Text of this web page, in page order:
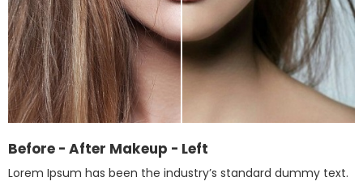
Before - After Makeup - Left
Lorem Ipsum has been the industry’s standard dummy text.